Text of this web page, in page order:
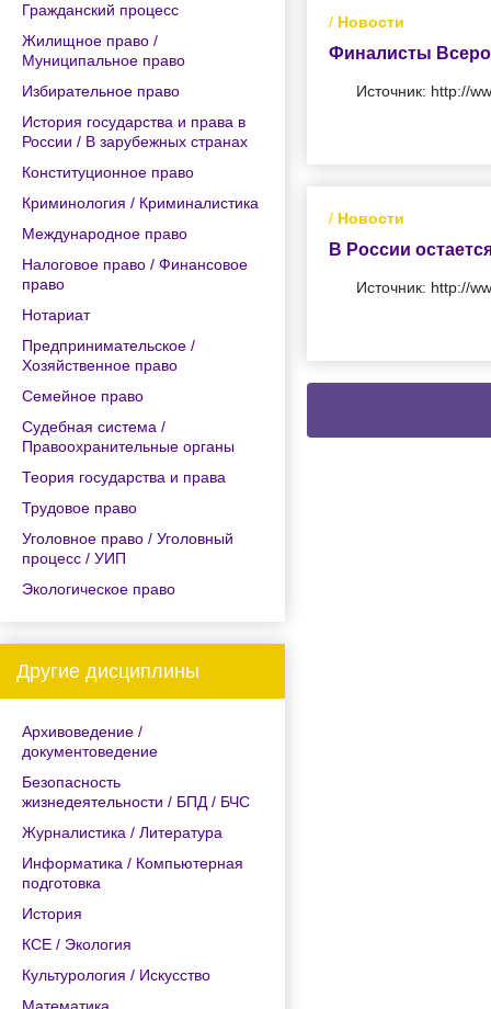
Гражданский процесс
Жилищное право /
Муниципальное право
Избирательное право
История государства и права в
России / В зарубежных странах
Конституционное право
Криминология / Криминалистика
Международное право
Налоговое право / Финансовое
право
Нотариат
Предпринимательское /
Хозяйственное право
Семейное право
Судебная система /
Правоохранительные органы
Теория государства и права
Трудовое право
Уголовное право / Уголовный
процесс / УИП
Экологическое право
Другие дисциплины
Архивоведение /
документоведение
Безопасность
жизнедеятельности / БПД / БЧС
Журналистика / Литература
Информатика / Компьютерная
подготовка
История
КСЕ / Экология
Культурология / Искусство
/ Новости
Финалисты
Источник: http://
/ Новости
В России
Источник: http://